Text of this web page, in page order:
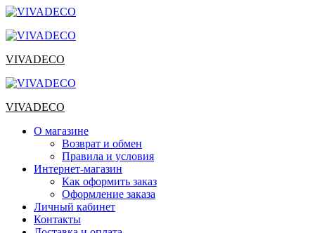
Перейти
содержимому
VIVADECO
VIVADECO
О магазине
Возврат и обмен
Правила и условия
Интернет-магазин
Как оформить заказ
Оформление заказа
Личный кабинет
Контакты